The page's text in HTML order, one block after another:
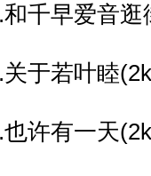
千早爱音逛
于若叶睦
许有一天